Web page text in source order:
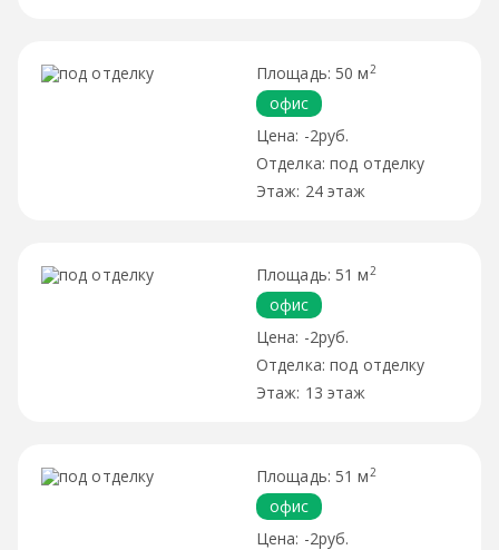
50 м 2
офис
-2руб.
под отделку
24 этаж
51 м 2
офис
-2руб.
под отделку
13 этаж
51 м 2
офис
-2руб.